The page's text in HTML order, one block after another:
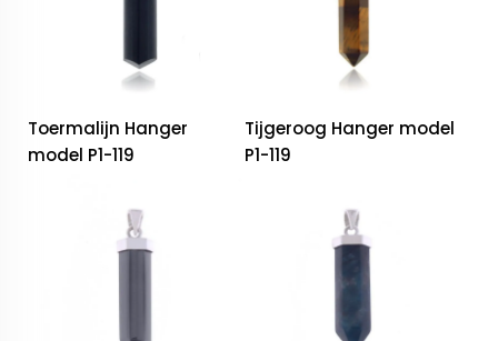
Toermalijn Hanger
model P1-119
Tijgeroog Hanger model
P1-119